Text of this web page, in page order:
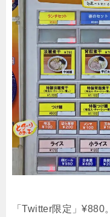
「Twitter限定」¥880。